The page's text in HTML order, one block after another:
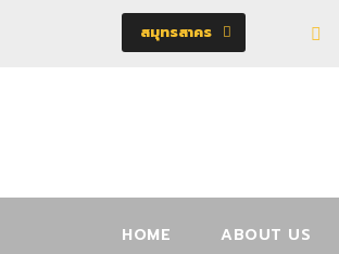
สมุทรสาคร
HOME ABOUT US